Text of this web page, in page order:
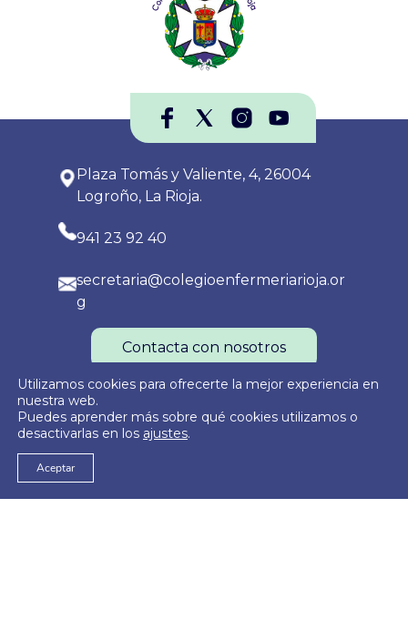
Plaza Tomás y Valiente, 4, 26004
Logroño, La Rioja.
941 23 92 40
secretaria@colegioenfermeriarioja.or
g
Contacta con nosotros
© 2026
Política de Privacidad Política de Cookies
Utilizamos cookies para ofrecerte la mejor experiencia en
nuestra web.
Puedes aprender más sobre qué cookies utilizamos o
desactivarlas en los ajustes.
Aceptar